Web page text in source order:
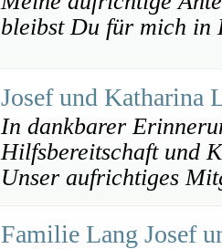
bleibst Du für mich in
Josef und Katharina
In dankbarer
Hilfsbereitschaft und
Unser aufrichtiges
Familie Lang Josef